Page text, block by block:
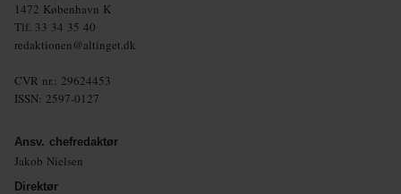
1472 København K
Tlf. 33 34 35 40
redaktionen@altinget.dk
CVR nr.: 29624453
ISSN: 2597-0127
Ansv. chefredaktør
Jakob Nielsen
Direktør